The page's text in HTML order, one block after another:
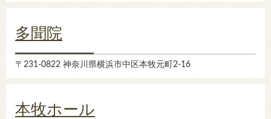
多聞院
〒231-0822 神奈川県横浜市中区本牧元町2-16
本牧ホール